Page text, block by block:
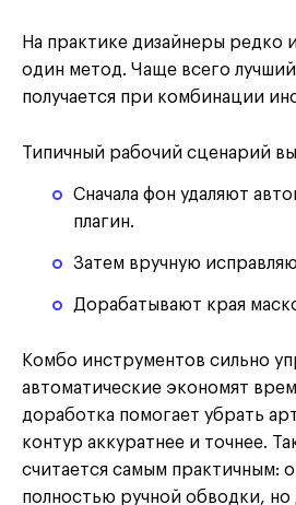
На практике дизайнеры редко
один метод. Чаще всего лучший
получается при комбинации
Типичный рабочий сценарий
Сначала фон удаляют
плагин.
Затем вручную
Дорабатывают края
Комбо инструментов сильно
автоматические экономят
доработка помогает убрать
контур аккуратнее и точнее.
считается самым практичным:
полностью ручной обводки, но